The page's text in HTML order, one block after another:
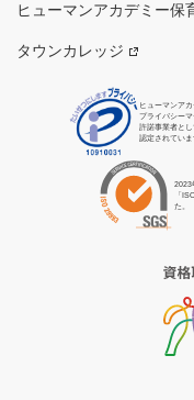
ヒューマンアカデミー保
タウンカレッジ
ヒューマンア
プライバシー
許諾事業者とし
認定されていま
2023
「
た。